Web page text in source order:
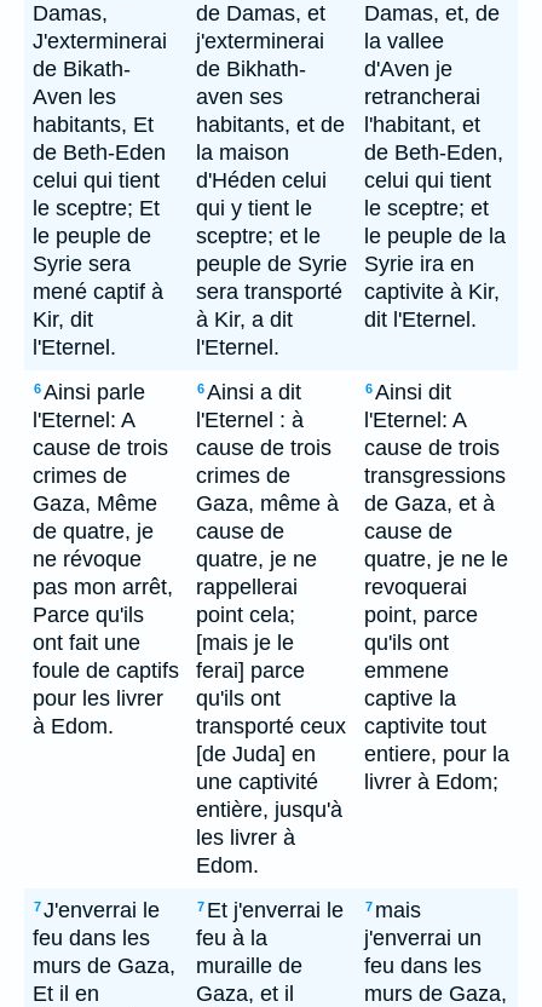
Damas,
J'exterminerai
de Bikath-
Aven les
habitants, Et
de Beth-Eden
celui qui tient
le sceptre; Et
le peuple de
Syrie sera
mené captif à
Kir, dit
l'Eternel.
de Damas, et
j'exterminerai
de Bikhath-
aven ses
habitants, et de
la maison
d'Héden celui
qui y tient le
sceptre; et le
peuple de Syrie
sera transporté
à Kir, a dit
l'Eternel.
Damas, et, de
la vallee
d'Aven je
retrancherai
l'habitant, et
de Beth-Eden,
celui qui tient
le sceptre; et
le peuple de la
Syrie ira en
captivite à Kir,
dit l'Eternel.
6Ainsi parle
l'Eternel: A
cause de trois
crimes de
Gaza, Même
de quatre, je
ne révoque
pas mon arrêt,
Parce qu'ils
ont fait une
foule de captifs
pour les livrer
à Edom.
6Ainsi a dit
l'Eternel : à
cause de trois
crimes de
Gaza, même à
cause de
quatre, je ne
rappellerai
point cela;
[mais je le
ferai] parce
qu'ils ont
transporté ceux
[de Juda] en
une captivité
entière, jusqu'à
les livrer à
Edom.
6Ainsi dit
l'Eternel: A
cause de trois
transgressions
de Gaza, et à
cause de
quatre, je ne le
revoquerai
point, parce
qu'ils ont
emmene
captive la
captivite tout
entiere, pour la
livrer à Edom;
7J'enverrai le
feu dans les
murs de Gaza,
Et il en
7 Et j'enverrai le
feu à la
muraille de
Gaza, et il
7 mais
j'enverrai un
feu dans les
murs de Gaza,